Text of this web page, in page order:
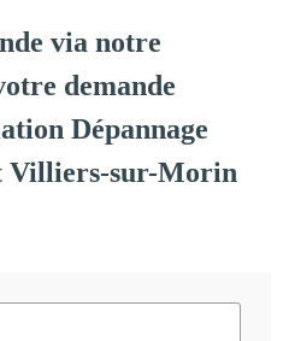
via notre
demande
Dépannage
Villiers-sur-Morin